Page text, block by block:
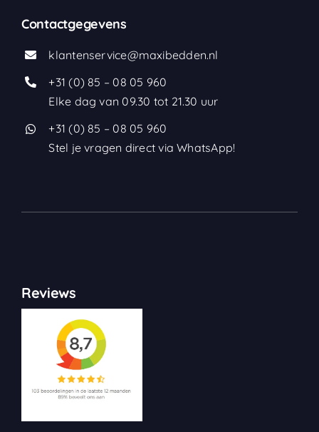
Contactgegevens
klantenservice@maxibedden.nl
+31 (0) 85 – 08 05 960
Elke dag van 09.30 tot 21.30 uur
+31 (0) 85 – 08 05 960
Stel je vragen direct via WhatsApp!
Reviews